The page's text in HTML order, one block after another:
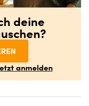
deine
anmelden